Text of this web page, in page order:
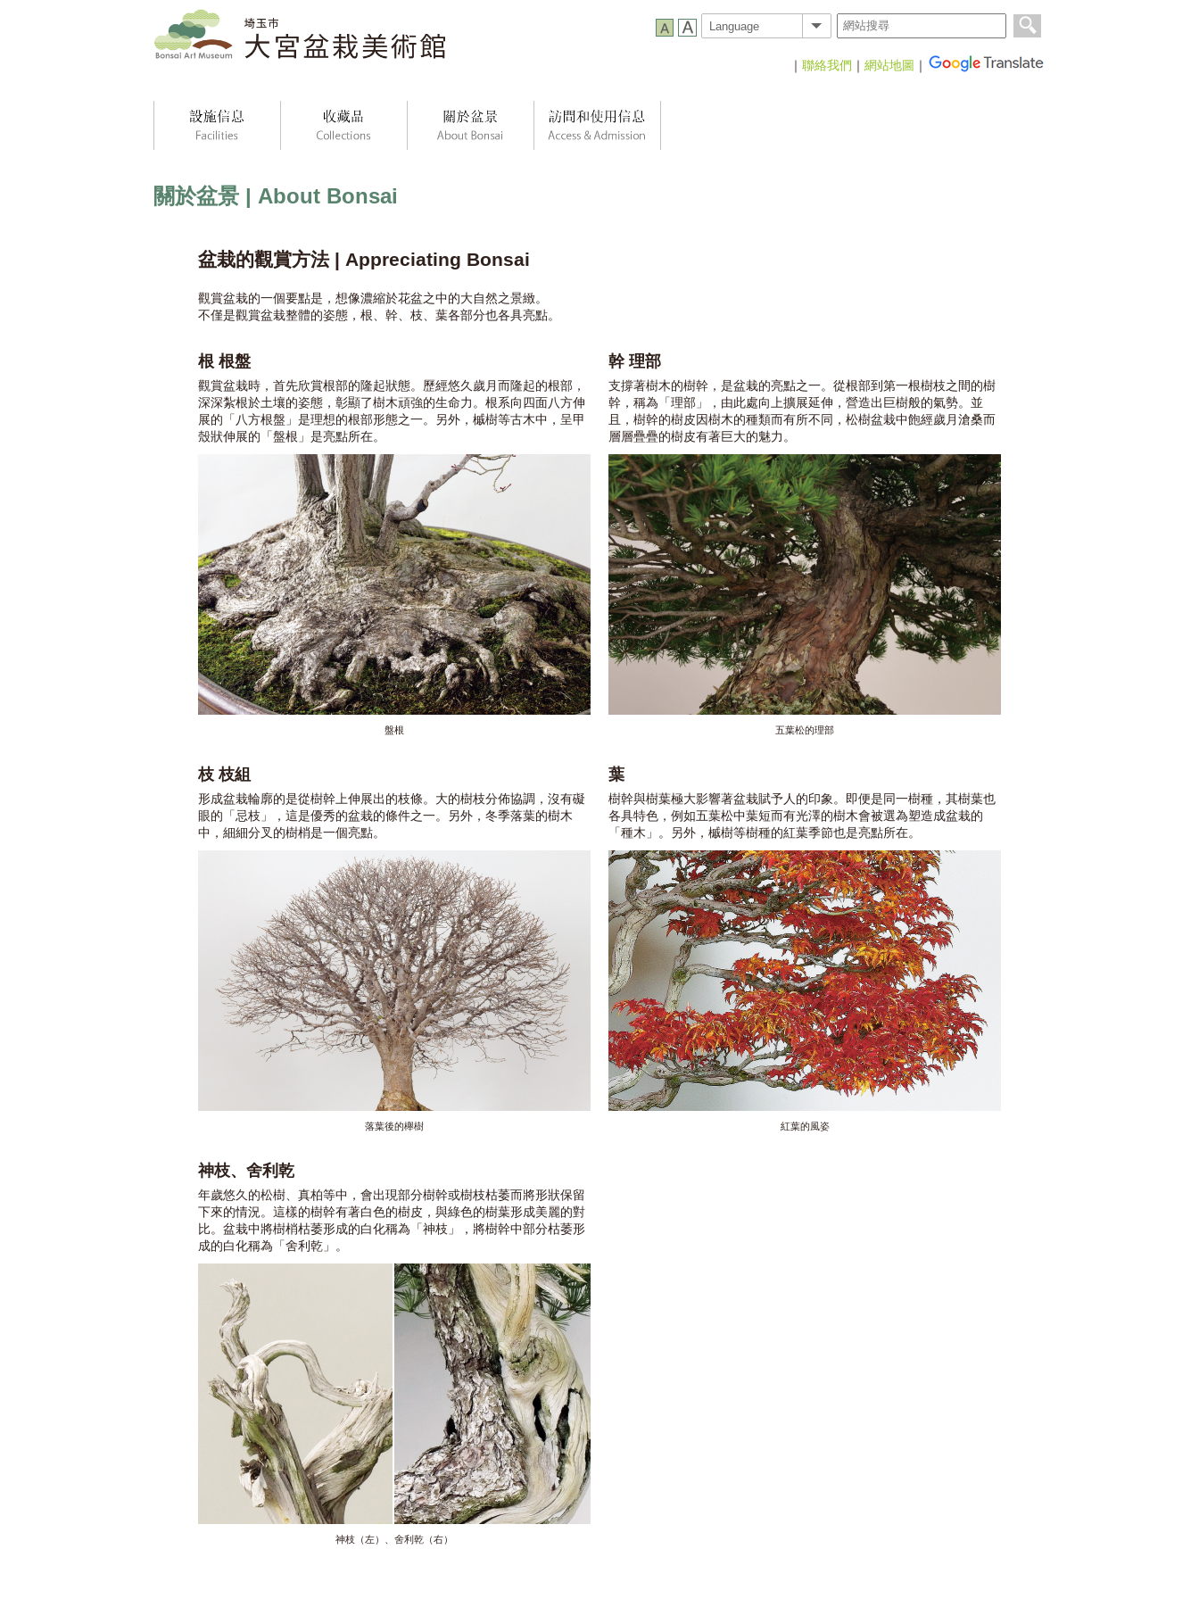
｜ 聯絡我們 ｜ 網站地圖 ｜
關於盆景 | About Bonsai
盆栽的觀賞方法 | Appreciating Bonsai
觀賞盆栽的一個要點是，想像濃縮於花盆之中的大自然之景緻。
不僅是觀賞盆栽整體的姿態，根、幹、枝、葉各部分也各具亮點。
根 根盤
觀賞盆栽時，首先欣賞根部的隆起狀態。歷經悠久歲月而隆起的根部，
深深紮根於土壤的姿態，彰顯了樹木頑強的生命力。根系向四面八方伸
展的「八方根盤」是理想的根部形態之一。另外，槭樹等古木中，呈甲
殼狀伸展的「盤根」是亮點所在。
盤根
幹 理部
支撐著樹木的樹幹，是盆栽的亮點之一。從根部到第一根樹枝之間的樹
幹，稱為「理部」，由此處向上擴展延伸，營造出巨樹般的氣勢。並
且，樹幹的樹皮因樹木的種類而有所不同，松樹盆栽中飽經歲月滄桑而
層層疊疊的樹皮有著巨大的魅力。
五葉松的理部
枝 枝組
形成盆栽輪廓的是從樹幹上伸展出的枝條。大的樹枝分佈協調，沒有礙
眼的「忌枝」，這是優秀的盆栽的條件之一。另外，冬季落葉的樹木
中，細細分叉的樹梢是一個亮點。
落葉後的櫸樹
葉
樹幹與樹葉極大影響著盆栽賦予人的印象。即便是同一樹種，其樹葉也
各具特色，例如五葉松中葉短而有光澤的樹木會被選為塑造成盆栽的
「種木」。另外，槭樹等樹種的紅葉季節也是亮點所在。
紅葉的風姿
神枝、舍利乾
年歲悠久的松樹、真柏等中，會出現部分樹幹或樹枝枯萎而將形狀保留
下來的情況。這樣的樹幹有著白色的樹皮，與綠色的樹葉形成美麗的對
比。盆栽中將樹梢枯萎形成的白化稱為「神枝」，將樹幹中部分枯萎形
成的白化稱為「舍利乾」。
神枝（左）、舍利乾（右）